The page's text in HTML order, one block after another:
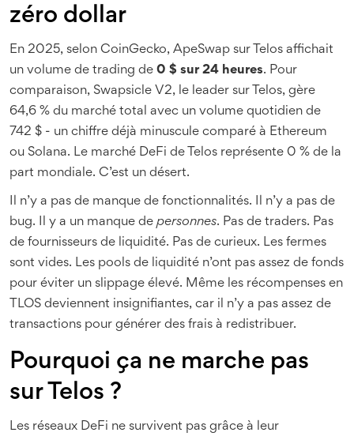
zéro dollar
En 2025, selon CoinGecko, ApeSwap sur Telos affichait
un volume de trading de 0 $ sur 24 heures. Pour
comparaison, Swapsicle V2, le leader sur Telos, gère
64,6 % du marché total avec un volume quotidien de
742 $ - un chiffre déjà minuscule comparé à Ethereum
ou Solana. Le marché DeFi de Telos représente 0 % de la
part mondiale. C’est un désert.
Il n’y a pas de manque de fonctionnalités. Il n’y a pas de
bug. Il y a un manque de personnes. Pas de traders. Pas
de fournisseurs de liquidité. Pas de curieux. Les fermes
sont vides. Les pools de liquidité n’ont pas assez de fonds
pour éviter un slippage élevé. Même les récompenses en
TLOS deviennent insignifiantes, car il n’y a pas assez de
transactions pour générer des frais à redistribuer.
Pourquoi ça ne marche pas
sur Telos ?
Les réseaux DeFi ne survivent pas grâce à leur